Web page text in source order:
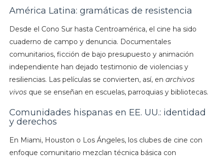
América Latina: gramáticas de resistencia
Desde el Cono Sur hasta Centroamérica, el cine ha sido
cuaderno de campo y denuncia. Documentales
comunitarios, ficción de bajo presupuesto y animación
independiente han dejado testimonio de violencias y
resiliencias. Las películas se convierten, así, en archivos
vivosque se enseñan en escuelas, parroquias y bibliotecas.
Comunidades hispanas en EE. UU.: identidad
y derechos
En Miami, Houston o Los Ángeles, los clubes de cine con
enfoque comunitario mezclan técnica básica con